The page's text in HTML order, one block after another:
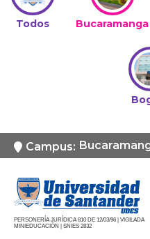
Todos Bucaramanga
Campus:
PERSONERÍA JURÍDICA 810 DE 12/03/96 | VIGILADA
MINIEDUCACIÓN | SNIES 2832